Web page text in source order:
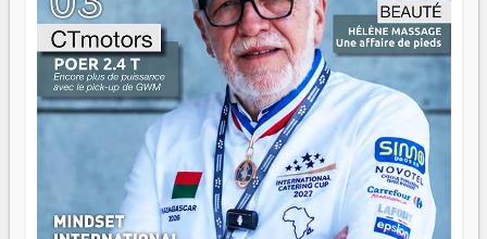
Surtout vos échecs, d'ailleurs — ils enseignent mieux que
n'importe quel manuel. À Madagascar, la barque avance.
Il faut juste s'assurer que tout le monde rame dans le
même sens.